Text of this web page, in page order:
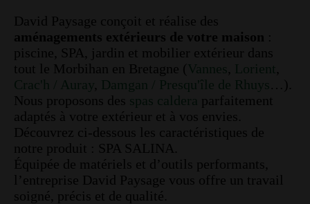
David Paysage conçoit et réalise des
aménagements extérieurs de votre maison
piscine, SPA, jardin et mobilier extérieur dans
tout le Morbihan en Bretagne ( Vannes, Lorient ,
Crac'h / Auray, Damgan / Presqu'île de Rhuys…).
Nous proposons des spas caldera parfaitement
adaptés à votre extérieur et à vos envies.
Découvrez ci-dessous les caractéristiques de
notre produit : SPA SALINA.
Équipée de matériels et d’outils performants,
l’entreprise David Paysage vous offre un travail
soigné, précis et de qualité.